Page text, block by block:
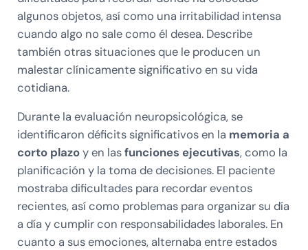
algunos objetos, así como una irritabilidad intensa
cuando algo no sale como él desea. Describe
también otras situaciones que le producen un
malestar clínicamente significativo en su vida
cotidiana.
Durante la evaluación neuropsicológica, se
identificaron déficits significativos en la memoria a
corto plazoy en lasfunciones ejecutivas, como la
planificación y la toma de decisiones. El paciente
mostraba dificultades para recordar eventos
recientes, así como problemas para organizar su día
a día y cumplir con responsabilidades laborales. En
cuanto a sus emociones, alternaba entre estados